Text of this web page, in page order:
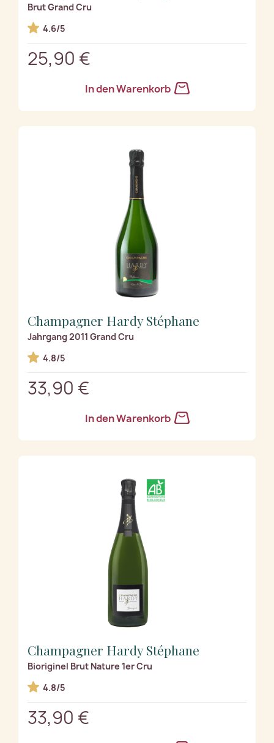
Brut Grand Cru
4.6/5
25,90 €
In den Warenkorb
Champagner Hardy Stéphane
Jahrgang 2011 Grand Cru
4.8/5
33,90 €
In den Warenkorb
Champagner Hardy Stéphane
Bioriginel Brut Nature 1er Cru
4.8/5
33,90 €